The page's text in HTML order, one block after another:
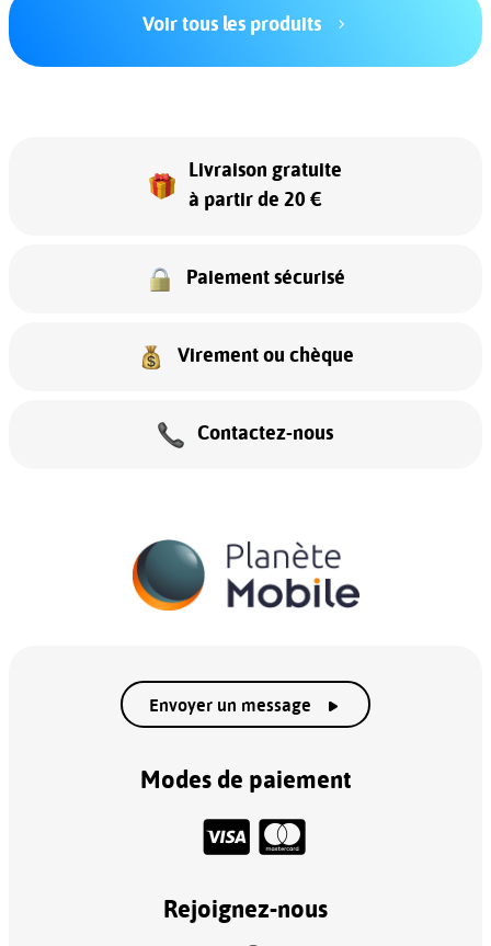
Voir tous les produits
Livraison gratuite
à partir de 20 €
Paiement sécurisé
Virement ou chèque
Contactez-nous
Envoyer un message
Modes de paiement
Rejoignez-nous